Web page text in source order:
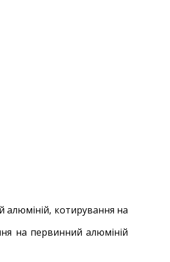
алюміній, котирування на
на первинний алюміній